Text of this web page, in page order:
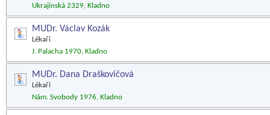
Ukrajinská 2329, Kladno
MUDr. Václav Kozák
Lékaři
J. Palacha 1970, Kladno
MUDr. Dana Draškovičová
Lékaři
Nám. Svobody 1976, Kladno